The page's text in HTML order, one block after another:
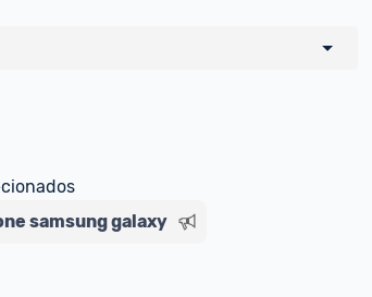
um marketplace, nós indicamos no
sinalizamos através da tag
samsung galaxy